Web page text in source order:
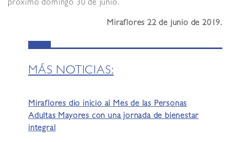
próximo domingo 30 de junio.
Miraflores 22 de junio de 2019.
MÁS NOTICIAS:
Miraflores dio inicio al Mes de las Personas
Adultas Mayores con una jornada de bienestar
integral